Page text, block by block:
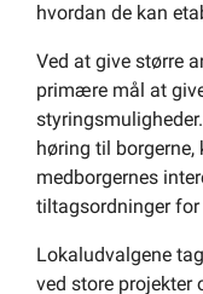
hvordan de kan
Ved at give større
primære mål at
høring til borgerne,
medborgernes
tiltagsordninger for
Lokaludvalgene
ved store projekter